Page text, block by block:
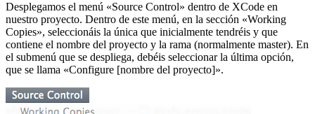
Desplegamos el menú «Source Control» dentro de XCode en
nuestro proyecto. Dentro de este menú, en la sección «Working
Copies», seleccionáis la única que inicialmente tendréis y que
contiene el nombre del proyecto y la rama (normalmente master). En
el submenú que se despliega, debéis seleccionar la última opción,
que se llama «Configure [nombre del proyecto]».